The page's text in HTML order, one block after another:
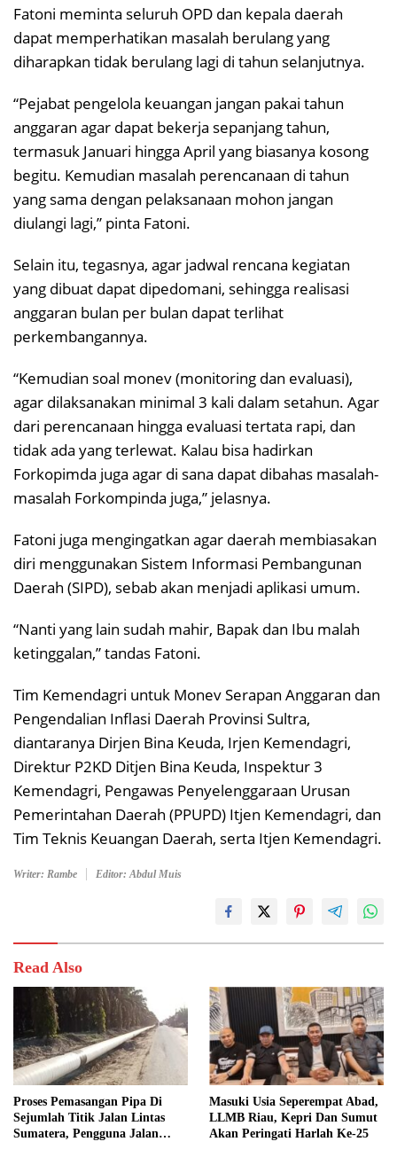
Fatoni meminta seluruh OPD dan kepala daerah
dapat memperhatikan masalah berulang yang
diharapkan tidak berulang lagi di tahun selanjutnya.
“Pejabat pengelola keuangan jangan pakai tahun
anggaran agar dapat bekerja sepanjang tahun,
termasuk Januari hingga April yang biasanya kosong
begitu. Kemudian masalah perencanaan di tahun
yang sama dengan pelaksanaan mohon jangan
diulangi lagi,” pinta Fatoni.
Selain itu, tegasnya, agar jadwal rencana kegiatan
yang dibuat dapat dipedomani, sehingga realisasi
anggaran bulan per bulan dapat terlihat
perkembangannya.
“Kemudian soal monev (monitoring dan evaluasi),
agar dilaksanakan minimal 3 kali dalam setahun. Agar
dari perencanaan hingga evaluasi tertata rapi, dan
tidak ada yang terlewat. Kalau bisa hadirkan
Forkopimda juga agar di sana dapat dibahas masalah-
masalah Forkompinda juga,” jelasnya.
Fatoni juga mengingatkan agar daerah membiasakan
diri menggunakan Sistem Informasi Pembangunan
Daerah (SIPD), sebab akan menjadi aplikasi umum.
“Nanti yang lain sudah mahir, Bapak dan Ibu malah
ketinggalan,” tandas Fatoni.
Tim Kemendagri untuk Monev Serapan Anggaran dan
Pengendalian Inflasi Daerah Provinsi Sultra,
diantaranya Dirjen Bina Keuda, Irjen Kemendagri,
Direktur P2KD Ditjen Bina Keuda, Inspektur 3
Kemendagri, Pengawas Penyelenggaraan Urusan
Pemerintahan Daerah (PPUPD) Itjen Kemendagri, dan
Tim Teknis Keuangan Daerah, serta Itjen Kemendagri.
Writer: Rambe Editor: Abdul Muis
Read Also
Proses Pemasangan Pipa Di
Sejumlah Titik Jalan Lintas
Sumatera, Pengguna Jalan
Masuki Usia Seperempat Abad,
LLMB Riau, Kepri Dan Sumut
Akan Peringati Harlah Ke-25